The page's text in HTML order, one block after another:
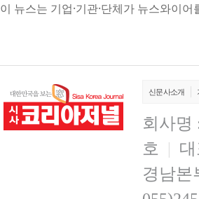
이 뉴스는 기업·기관·단체가 뉴스와이